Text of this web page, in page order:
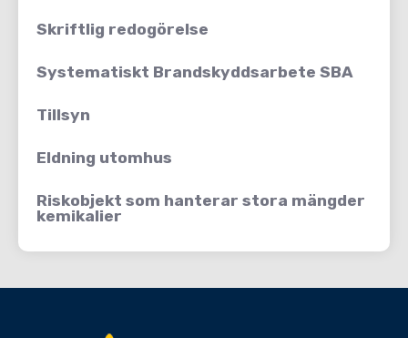
Skriftlig redogörelse
Systematiskt Brandskyddsarbete SBA
Tillsyn
Eldning utomhus
Riskobjekt som hanterar stora mängder
kemikalier